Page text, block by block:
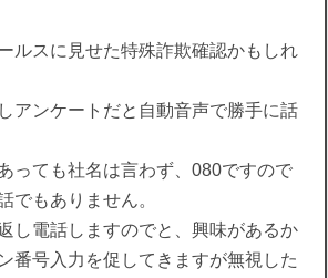
ルスに見せた特殊詐欺確認かもしれ
アンケートだと自動音声で勝手に話
っても社名は言わず、080ですので
でもありません。
し電話しますのでと、興味があるか
番号入力を促してきますが無視した